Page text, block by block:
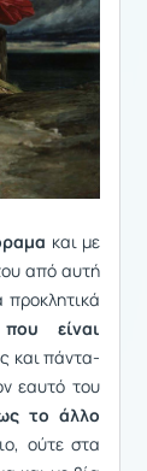
και με
από αυτή
προκλητικά
είναι
και πάντα-
εαυτό του
το άλλο
ούτε στα